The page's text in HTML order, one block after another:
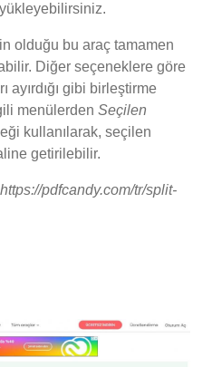
olduğu bu araç tamamen
Diğer seçeneklere göre
ayırdığı gibi birleştirme
menülerden Seçilen
kullanılarak, seçilen
getirilebilir.
https://pdfcandy.com/tr/split-